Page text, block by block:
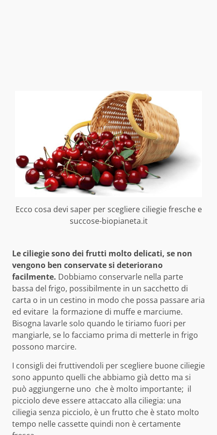
Ecco cosa devi saper per scegliere ciliegie fresche e
succose-biopianeta.it
Le ciliegie sono dei frutti molto delicati, se non
vengono ben conservate si deteriorano
facilmente. Dobbiamo conservarle nella parte
bassa del frigo, possibilmente in un sacchetto di
carta o in un cestino in modo che possa passare aria
ed evitare la formazione di muffe e marciume.
Bisogna lavarle solo quando le tiriamo fuori per
mangiarle, se lo facciamo prima di metterle in frigo
possono marcire.
I consigli dei fruttivendoli per scegliere buone ciliegie
sono appunto quelli che abbiamo già detto ma si
può aggiungerne uno che è molto importante; il
picciolo deve essere attaccato alla ciliegia: una
ciliegia senza picciolo, è un frutto che è stato molto
tempo nelle cassette quindi non è certamente